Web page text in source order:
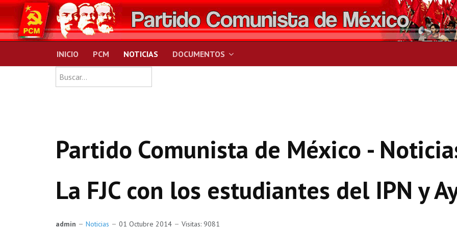
INICIO PCM NOTICIAS
DOCUMENTOS
Buscar
Partido Comunista de México -
La FJC con los estudiantes del IPN y
admin Noticias 01 Octubre 2014 Visitas: 9081